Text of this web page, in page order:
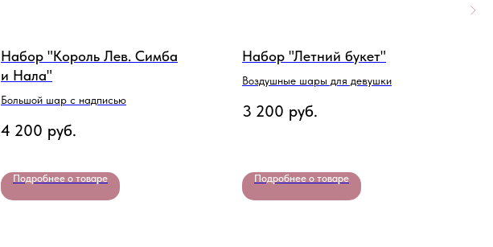
Набор "Король Лев. Симба
и Нала"
Большой шар с надписью
4 200 руб.
Подробнее о товаре
Набор "Летний букет"
Воздушные шары для девушки
3 200 руб.
Подробнее о товаре